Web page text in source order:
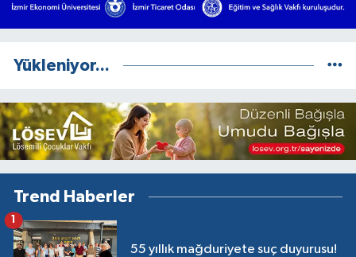
Yükleniyor...
Trend Haberler
55 yıllık mağduriyete suç duyurusu!
1